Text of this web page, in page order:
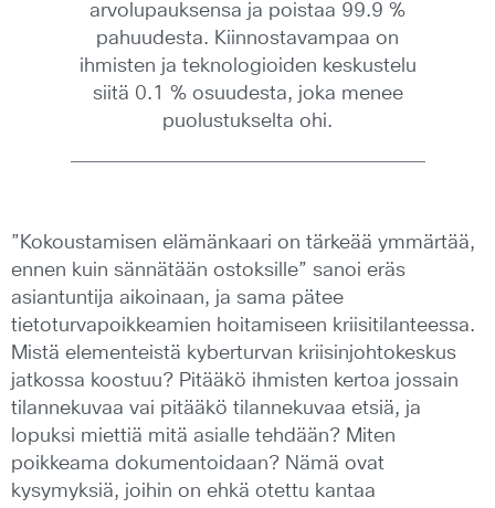
arvolupauksensa ja poistaa 99.9 %
pahuudesta. Kiinnostavampaa on
ihmisten ja teknologioiden keskustelu
siitä 0.1 % osuudesta, joka menee
puolustukselta ohi.
”Kokoustamisen elämänkaari on tärkeää ymmärtää,
ennen kuin sännätään ostoksille” sanoi eräs
asiantuntija aikoinaan, ja sama pätee
tietoturvapoikkeamien hoitamiseen kriisitilanteessa.
Mistä elementeistä kyberturvan kriisinjohtokeskus
jatkossa koostuu? Pitääkö ihmisten kertoa jossain
tilannekuvaa vai pitääkö tilannekuvaa etsiä, ja
lopuksi miettiä mitä asialle tehdään? Miten
poikkeama dokumentoidaan? Nämä ovat
kysymyksiä, joihin on ehkä otettu kantaa